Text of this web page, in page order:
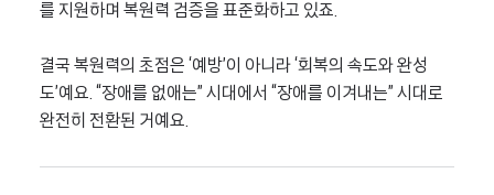
를 지원하며 복원력 검증을 표준화하고 있죠.
결국 복원력의 초점은 ‘예방’이 아니라 ‘회복의 속도와 완성
도’예요. “장애를 없애는” 시대에서 “장애를 이겨내는” 시대로
완전히 전환된 거예요.